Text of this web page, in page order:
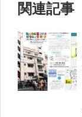
関連記事